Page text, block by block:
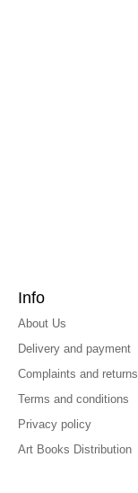
Info
About Us
Delivery and payment
Complaints and returns
Terms and conditions
Privacy policy
Art Books Distribution